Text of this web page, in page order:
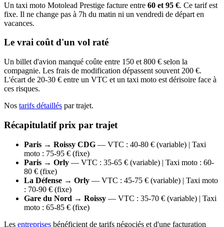
Un taxi moto Motolead Prestige facture entre 60 et 95 €. Ce tarif est
fixe. Il ne change pas à 7h du matin ni un vendredi de départ en
vacances.
Le vrai coût d'un vol raté
Un billet d'avion manqué coûte entre 150 et 800 € selon la
compagnie. Les frais de modification dépassent souvent 200 €.
L'écart de 20-30 € entre un VTC et un taxi moto est dérisoire face à
ces risques.
Nos tarifs détaillés par trajet.
Récapitulatif prix par trajet
Paris → Roissy CDG — VTC : 40-80 € (variable) | Taxi
moto : 75-95 € (fixe)
Paris → Orly — VTC : 35-65 € (variable) | Taxi moto : 60-
80 € (fixe)
La Défense → Orly — VTC : 45-75 € (variable) | Taxi moto
: 70-90 € (fixe)
Gare du Nord → Roissy — VTC : 35-70 € (variable) | Taxi
moto : 65-85 € (fixe)
Les entreprises bénéficient de tarifs négociés et d'une facturation